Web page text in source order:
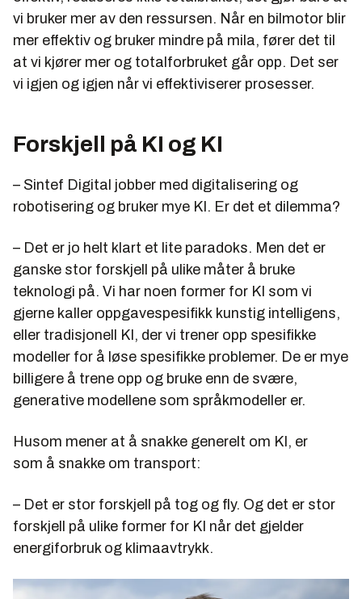
vi bruker mer av den ressursen. Når en bilmotor blir
mer effektiv og bruker mindre på mila, fører det til
at vi kjører mer og totalforbruket går opp. Det ser
vi igjen og igjen når vi effektiviserer prosesser.
Forskjell på KI og KI
– Sintef Digital jobber med digitalisering og
robotisering og bruker mye KI. Er det et dilemma?
– Det er jo helt klart et lite paradoks. Men det er
ganske stor forskjell på ulike måter å bruke
teknologi på. Vi har noen former for KI som vi
gjerne kaller oppgavespesifikk kunstig intelligens,
eller tradisjonell KI, der vi trener opp spesifikke
modeller for å løse spesifikke problemer. De er mye
billigere å trene opp og bruke enn de svære,
generative modellene som språkmodeller er.
Husom mener at å snakke generelt om KI, er
som å snakke om transport:
– Det er stor forskjell på tog og fly. Og det er stor
forskjell på ulike former for KI når det gjelder
energiforbruk og klimaavtrykk.